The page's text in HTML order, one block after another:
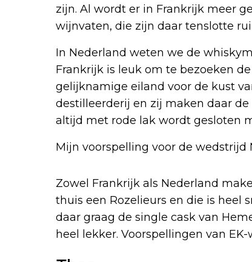
zijn. Al wordt er in Frankrijk meer
wijnvaten, die zijn daar tenslotte
In Nederland weten we de
Frankrijk is leuk om te bezoeken
gelijknamige eiland voor de kust
destilleerderij en zij maken daar
altijd met rode lak wordt gesloten
Mijn voorspelling voor de wedstrijd
Zowel Frankrijk als Nederland
thuis een Rozelieurs en die is heel
daar graag de single cask van
heel lekker. Voorspellingen van